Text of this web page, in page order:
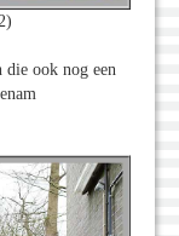
ook nog een